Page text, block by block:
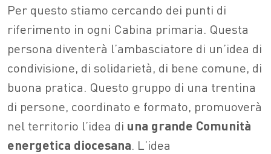
Per questo stiamo cercando dei punti di
riferimento in ogni Cabina primaria. Questa
persona diventerà l’ambasciatore di un’idea di
condivisione, di solidarietà, di bene comune, di
buona pratica. Questo gruppo di una trentina
di persone, coordinato e formato, promuoverà
nel territorio l’idea di una grande Comunità
energetica diocesana. L’idea